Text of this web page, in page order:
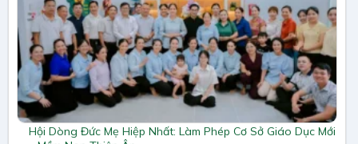
Hội Dòng Đức Mẹ Hiệp Nhất: Làm Phép Cơ Sở Giáo Dục Mới